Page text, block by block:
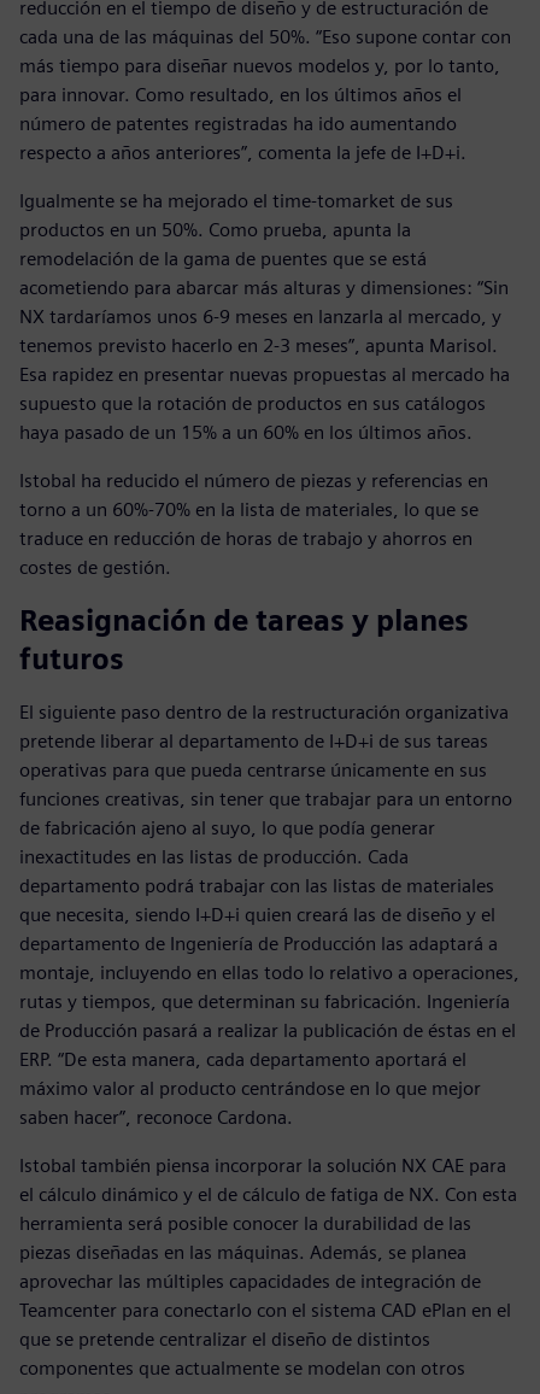
reducción en el tiempo de diseño y de estructuración de
cada una de las máquinas del 50%. “Eso supone contar con
más tiempo para diseñar nuevos modelos y, por lo tanto,
para innovar. Como resultado, en los últimos años el
número de patentes registradas ha ido aumentando
respecto a años anteriores”, comenta la jefe de I+D+i.
Igualmente se ha mejorado el time-tomarket de sus
productos en un 50%. Como prueba, apunta la
remodelación de la gama de puentes que se está
acometiendo para abarcar más alturas y dimensiones: “Sin
NX tardaríamos unos 6-9 meses en lanzarla al mercado, y
tenemos previsto hacerlo en 2-3 meses”, apunta Marisol.
Esa rapidez en presentar nuevas propuestas al mercado ha
supuesto que la rotación de productos en sus catálogos
haya pasado de un 15% a un 60% en los últimos años.
Istobal ha reducido el número de piezas y referencias en
torno a un 60%-70% en la lista de materiales, lo que se
traduce en reducción de horas de trabajo y ahorros en
costes de gestión.
Reasignación de tareas y planes
futuros
El siguiente paso dentro de la restructuración organizativa
pretende liberar al departamento de I+D+i de sus tareas
operativas para que pueda centrarse únicamente en sus
funciones creativas, sin tener que trabajar para un entorno
de fabricación ajeno al suyo, lo que podía generar
inexactitudes en las listas de producción. Cada
departamento podrá trabajar con las listas de materiales
que necesita, siendo I+D+i quien creará las de diseño y el
departamento de Ingeniería de Producción las adaptará a
montaje, incluyendo en ellas todo lo relativo a operaciones,
rutas y tiempos, que determinan su fabricación. Ingeniería
de Producción pasará a realizar la publicación de éstas en el
ERP. “De esta manera, cada departamento aportará el
máximo valor al producto centrándose en lo que mejor
saben hacer”, reconoce Cardona.
Istobal también piensa incorporar la solución NX CAE para
el cálculo dinámico y el de cálculo de fatiga de NX. Con esta
herramienta será posible conocer la durabilidad de las
piezas diseñadas en las máquinas. Además, se planea
aprovechar las múltiples capacidades de integración de
Teamcenter para conectarlo con el sistema CAD ePlan en el
que se pretende centralizar el diseño de distintos
componentes que actualmente se modelan con otros